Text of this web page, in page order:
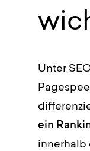
Unter
ein
innerhalb